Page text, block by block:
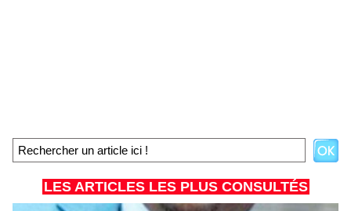
LES ARTICLES LES PLUS CONSULTÉS